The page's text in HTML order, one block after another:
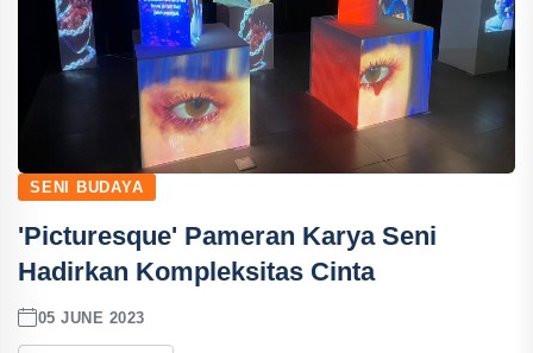
SENI BUDAYA
'Picturesque' Pameran Karya Seni
Hadirkan Kompleksitas Cinta
05 JUNE 2023